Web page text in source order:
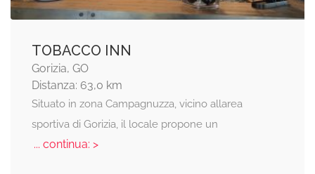
TOBACCO INN
Gorizia, GO
Distanza: 63,0 km
Situato in zona Campagnuzza, vicino allarea
sportiva di Gorizia, il locale propone un
... continua: >